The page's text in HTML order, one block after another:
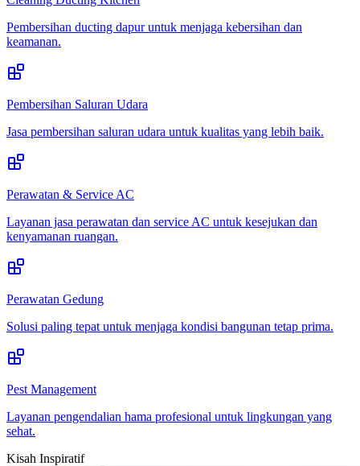
Pembersihan ducting dapur untuk menjaga kebersihan dan
keamanan.
Pembersihan Saluran Udara
Jasa pembersihan saluran udara untuk kualitas yang lebih baik.
Perawatan & Service AC
Layanan jasa perawatan dan service AC untuk kesejukan dan
kenyamanan ruangan.
Perawatan Gedung
Solusi paling tepat untuk menjaga kondisi bangunan tetap prima.
Pest Management
Layanan pengendalian hama profesional untuk lingkungan yang
sehat.
Kisah Inspiratif